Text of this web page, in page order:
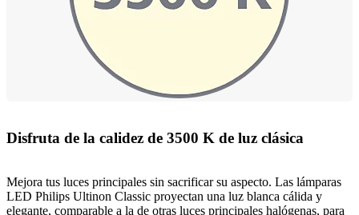
Disfruta de la calidez de 3500 K de luz clásica
Mejora tus luces principales sin sacrificar su aspecto. Las lámparas
LED Philips Ultinon Classic proyectan una luz blanca cálida y
elegante, comparable a la de otras luces principales halógenas, para